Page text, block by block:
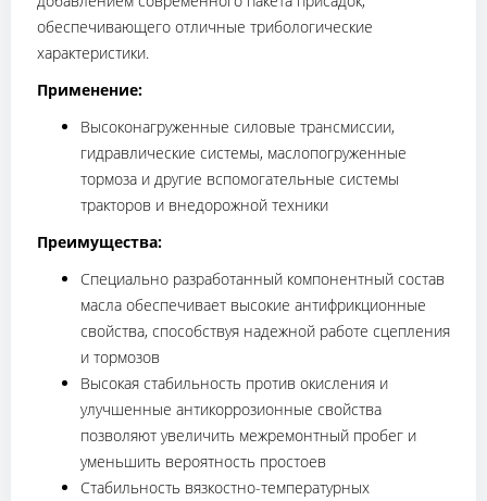
обеспечивающего отличные трибологические
характеристики.
Применение:
Высоконагруженные силовые трансмиссии,
гидравлические системы, маслопогруженные
тормоза и другие вспомогательные системы
тракторов и внедорожной техники
Преимущества:
Специально разработанный компонентный состав
масла обеспечивает высокие антифрикционные
свойства, способствуя надежной работе сцепления
и тормозов
Высокая стабильность против окисления и
улучшенные антикоррозионные свойства
позволяют увеличить межремонтный пробег и
уменьшить вероятность простоев
Стабильность вязкостно-температурных